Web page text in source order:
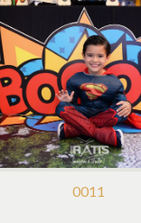
0011